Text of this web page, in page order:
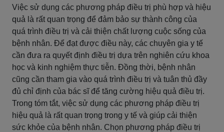
Việc sử dụng các phương pháp điều trị phù hợp và hiệu
quả là rất quan trọng để đảm bảo sự thành công của
quá trình điều trị và cải thiện chất lượng cuộc sống của
bệnh nhân. Để đạt được điều này, các chuyên gia y tế
cần đưa ra quyết định điều trị dựa trên nghiên cứu khoa
học và kinh nghiệm thực tiễn. Đồng thời, bệnh nhân
cũng cần tham gia vào quá trình điều trị và tuân thủ đầy
đủ chỉ định của bác sĩ để tăng cường hiệu quả điều trị.
Trong tóm tắt, việc sử dụng các phương pháp điều trị
hiệu quả là rất quan trọng trong y tế và giúp cải thiện
sức khỏe của bệnh nhân. Chọn phương pháp điều trị